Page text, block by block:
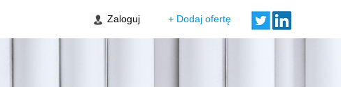
+ Dodaj ofertę
Zaloguj